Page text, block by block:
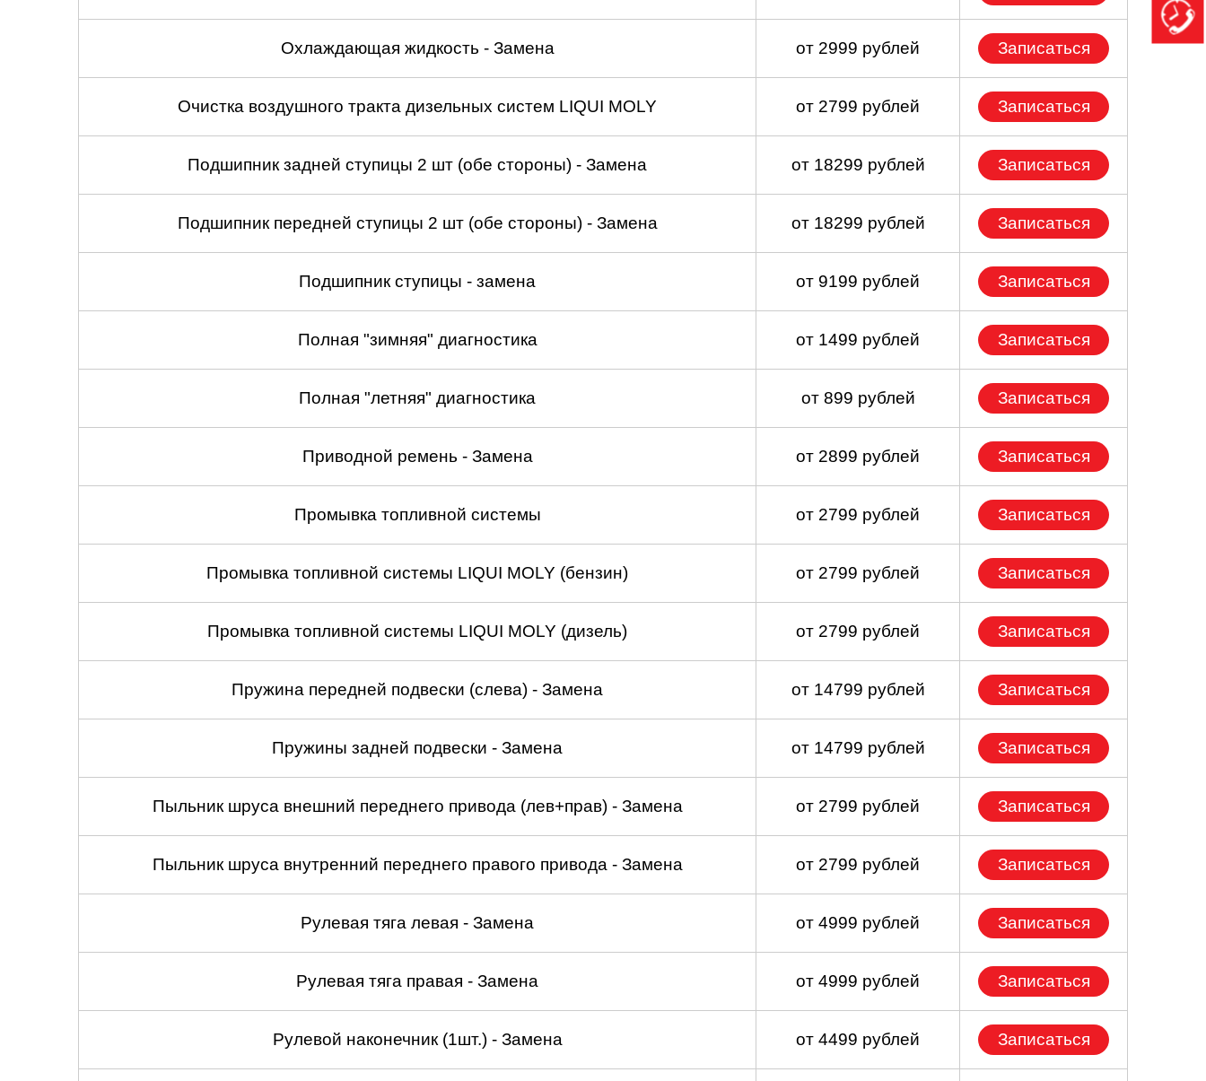
Охлаждающая жидкость - Замена от 2999 рублей Записаться
Очистка воздушного тракта дизельных систем LIQUI MOLY от 2799 рублей Записаться
Подшипник задней ступицы 2 шт (обе стороны) - Замена от 18299 рублей Записаться
Подшипник передней ступицы 2 шт (обе стороны) - Замена от 18299 рублей Записаться
Подшипник ступицы - замена от 9199 рублей Записаться
Полная "зимняя" диагностика от 1499 рублей Записаться
Полная "летняя" диагностика от 899 рублей Записаться
Приводной ремень - Замена от 2899 рублей Записаться
Промывка топливной системы от 2799 рублей Записаться
Промывка топливной системы LIQUI MOLY (бензин) от 2799 рублей Записаться
Промывка топливной системы LIQUI MOLY (дизель) от 2799 рублей Записаться
Пружина передней подвески (слева) - Замена от 14799 рублей Записаться
Пружины задней подвески - Замена от 14799 рублей Записаться
Пыльник шруса внешний переднего привода (лев+прав) - Замена от 2799 рублей Записаться
Пыльник шруса внутренний переднего правого привода - Замена от 2799 рублей Записаться
Рулевая тяга левая - Замена от 4999 рублей Записаться
Рулевая тяга правая - Замена от 4999 рублей Записаться
Рулевой наконечник (1шт.) - Замена от 4499 рублей Записаться